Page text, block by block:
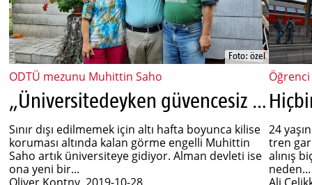
Foto: özel
ODTÜ mezunu Muhittin Saho
„Üniversitedeyken güvencesiz statümü düşünmem gerekmiyor“
Sınır dışı edilmemek için altı hafta boyunca kilise
koruması altında kalan görme engelli Muhittin
Saho artık üniversiteye gidiyor. Alman devleti ise
ona yeni bir...
24
tren
alınış
neden...